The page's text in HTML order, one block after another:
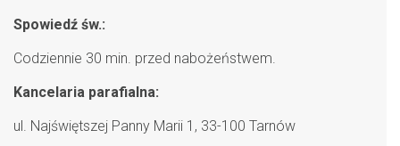
Spowiedź św.:
Codziennie 30 min. przed nabożeństwem.
Kancelaria parafialna:
ul. Najświętszej Panny Marii 1, 33-100 Tarnów